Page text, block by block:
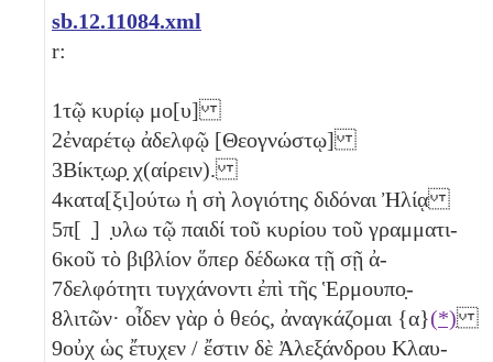
sb.12.11084.xml
r:
1τῷ κυρίῳ μο[υ]
2ἐναρέτῳ ἀδελφῷ [Θεογνώστῳ]
3Βίκτ̣ω̣ρ̣ χ(αίρειν).
4κατα[ξι]ούτω ἡ σὴ λογιότης διδόναι Ἠλίᾳ
5π[ ̣] ̣υλω τῷ παιδί τοῦ κυρίου τοῦ γραμματι-
6κοῦ τὸ βιβλίον ὅπερ δέδωκα τῇ σῇ ἀ-
7δελφότητι τυγχάνοντι ἐπὶ τῆς Ἑρμουπο̣-
8λιτῶν· οἶδεν γὰρ ὁ θεός, ἀναγκάζομαι {α}(*)
9οὐχ ὡς ἔτυχεν / ἔστιν δὲ Ἀλεξάνδρου Κλαυ-